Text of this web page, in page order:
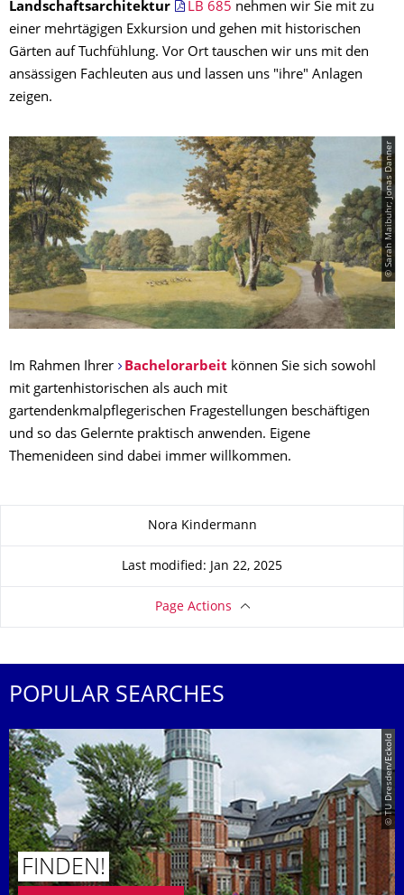
Landschaftsarchitektur
LB 685 nehmen wir Sie mit zu
einer mehrtägigen Exkursion und gehen mit historischen
Gärten auf Tuchfühlung. Vor Ort tauschen wir uns mit den
ansässigen Fachleuten aus und lassen uns "ihre" Anlagen
zeigen.
© Sarah Maibuhr; Jonas Danner
Im Rahmen Ihrer Bachelorarbeit können Sie sich sowohl
mit gartenhistorischen als auch mit
gartendenkmalpflegerischen Fragestellungen beschäftigen
und so das Gelernte praktisch anwenden. Eigene
Themenideen sind dabei immer willkommen.
About this pageNora Kindermann
Last modified: Jan 22, 2025
Page Actions
POPULAR SEARCHES
© TU Dresden/Eckold
FINDEN!